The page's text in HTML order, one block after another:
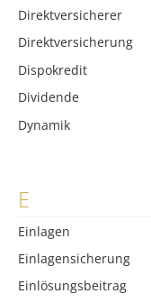
Direktversicherer
Direktversicherung
Dispokredit
Dividende
Dynamik
E
Einlagen
Einlagensicherung
Einlösungsbeitrag